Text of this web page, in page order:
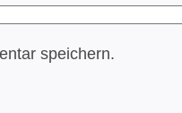
speichern.